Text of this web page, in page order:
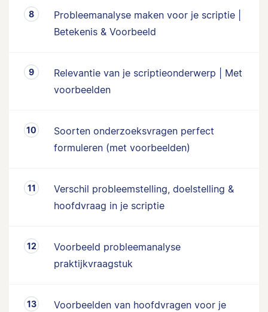
Probleemanalyse maken voor je scriptie |
Betekenis & Voorbeeld
Relevantie van je scriptieonderwerp | Met
voorbeelden
Soorten onderzoeksvragen perfect
formuleren (met voorbeelden)
Verschil probleemstelling, doelstelling &
hoofdvraag in je scriptie
Voorbeeld probleemanalyse
praktijkvraagstuk
Voorbeelden van hoofdvragen voor je